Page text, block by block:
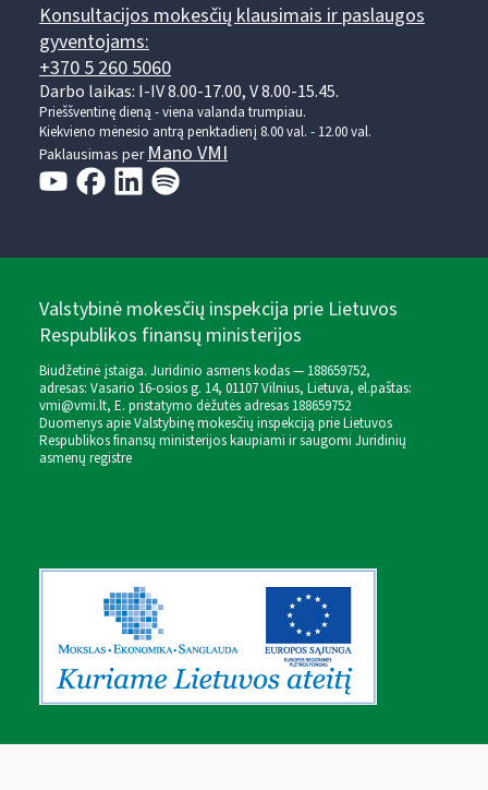
Konsultacijos mokesčių klausimais ir paslaugos
gyventojams:
+370 5 260 5060
Darbo laikas: I-IV 8.00-17.00, V 8.00-15.45.
Prieššventinę dieną - viena valanda trumpiau.
Kiekvieno mėnesio antrą penktadienį 8.00 val. - 12.00 val.
Paklausimas per Mano VMI
Valstybinė mokesčių inspekcija prie Lietuvos
Respublikos finansų ministerijos
Biudžetinė įstaiga. Juridinio asmens kodas — 188659752,
adresas: Vasario 16-osios g. 14, 01107 Vilnius, Lietuva, el.paštas:
vmi@vmi.lt, E. pristatymo dėžutės adresas 188659752
Duomenys apie Valstybinę mokesčių inspekciją prie Lietuvos
Respublikos finansų ministerijos kaupiami ir saugomi Juridinių
asmenų registre